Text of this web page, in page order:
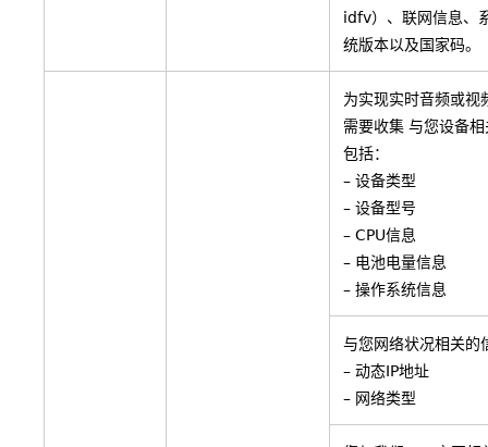
idfv）、联网信息、
统版本以及国家码。
为实现实时音频或视
需要收集 与您设备
包括：
– 设备类型
– 设备型号
– CPU信息
– 电池电量信息
– 操作系统信息
与您网络状况相关的
– 动态IP地址
– 网络类型